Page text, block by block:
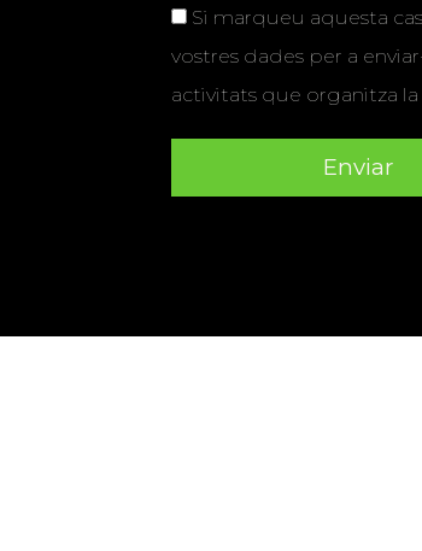
Si marqueu aquesta
vostres dades per a
activitats que organitza la